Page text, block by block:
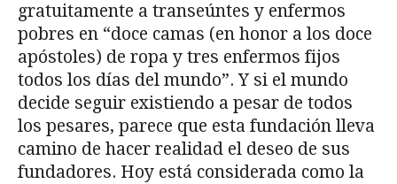
gratuitamente a transeúntes y enfermos
pobres en “doce camas (en honor a los doce
apóstoles) de ropa y tres enfermos fijos
todos los días del mundo”. Y si el mundo
decide seguir existiendo a pesar de todos
los pesares, parece que esta fundación lleva
camino de hacer realidad el deseo de sus
fundadores. Hoy está considerada como la